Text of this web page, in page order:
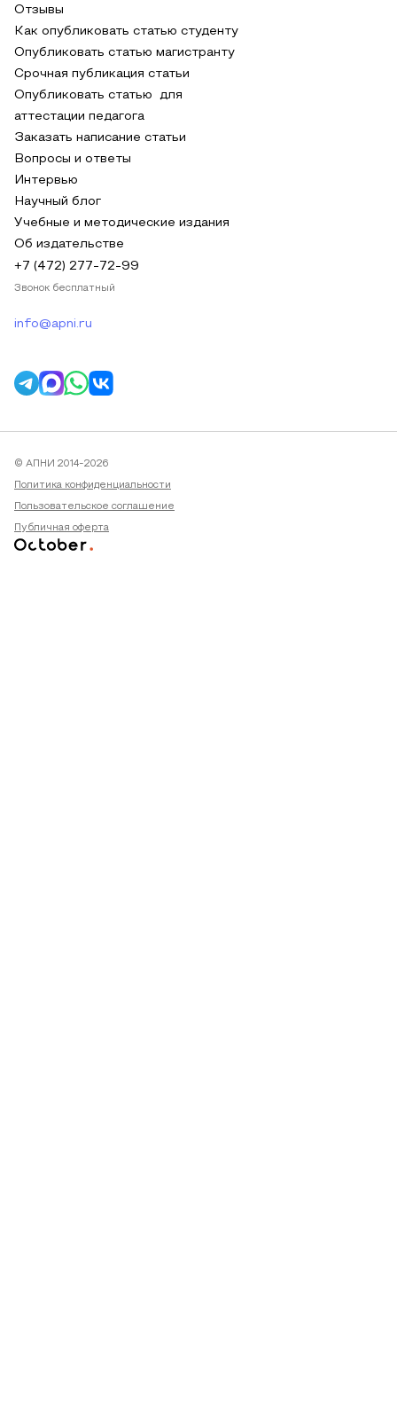
Отзывы
Как опубликовать статью студенту
Опубликовать статью магистранту
Срочная публикация статьи
Опубликовать статью для
аттестации педагога
Заказать написание статьи
Вопросы и ответы
Интервью
Научный блог
Учебные и методические издания
Об издательстве
+7 (472) 277-72-99
Звонок бесплатный
info@apni.ru
© АПНИ 2014-2026
Политика конфиденциальности
Пользовательское соглашение
Публичная оферта